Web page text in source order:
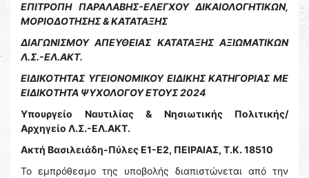
ΕΠΙΤΡΟΠΗ ΠΑΡΑΛΑΒΗΣ-ΕΛΕΓΧΟΥ ΔΙΚΑΙΟΛΟΓΗΤΙΚΩΝ,
ΜΟΡΙΟΔΟΤΗΣΗΣ & ΚΑΤΑΤΑΞΗΣ
ΔΙΑΓΩΝΙΣΜΟΥ ΑΠΕΥΘΕΙΑΣ ΚΑΤΑΤΑΞΗΣ ΑΞΙΩΜΑΤΙΚΩΝ
Λ.Σ.-ΕΛ.ΑΚΤ.
ΕΙΔΙΚΟΤΗΤΑΣ ΥΓΕΙΟΝΟΜΙΚΟΥ ΕΙΔΙΚΗΣ ΚΑΤΗΓΟΡΙΑΣ ΜΕ
ΕΙΔΙΚΟΤΗΤΑ ΨΥΧΟΛΟΓΟΥ ΕΤΟΥΣ 2024
Υπουργείο Ναυτιλίας & Νησιωτικής Πολιτικής/
Αρχηγείο Λ.Σ.-ΕΛ.ΑΚΤ.
Ακτή Βασιλειάδη-Πύλες Ε1-Ε2, ΠΕΙΡΑΙΑΣ, Τ.Κ. 18510
Το εμπρόθεσμο της υποβολής διαπιστώνεται από την